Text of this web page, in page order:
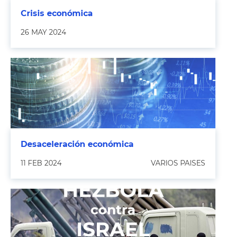
Crisis económica
26 MAY 2024
Desaceleración económica
11 FEB 2024 VARIOS PAISES